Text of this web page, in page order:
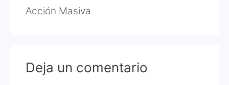
Acción Masiva
Deja un comentario